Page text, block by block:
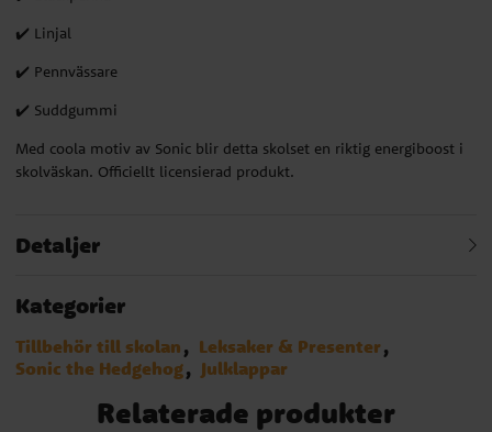
✔️ Linjal
✔️ Pennvässare
✔️ Suddgummi
Med coola motiv av Sonic blir detta skolset en riktig energiboost i
skolväskan. Officiellt licensierad produkt.
Detaljer
Kategorier
Tillbehör till skolan
Leksaker & Presenter
Sonic the Hedgehog
Julklappar
Relaterade produkter